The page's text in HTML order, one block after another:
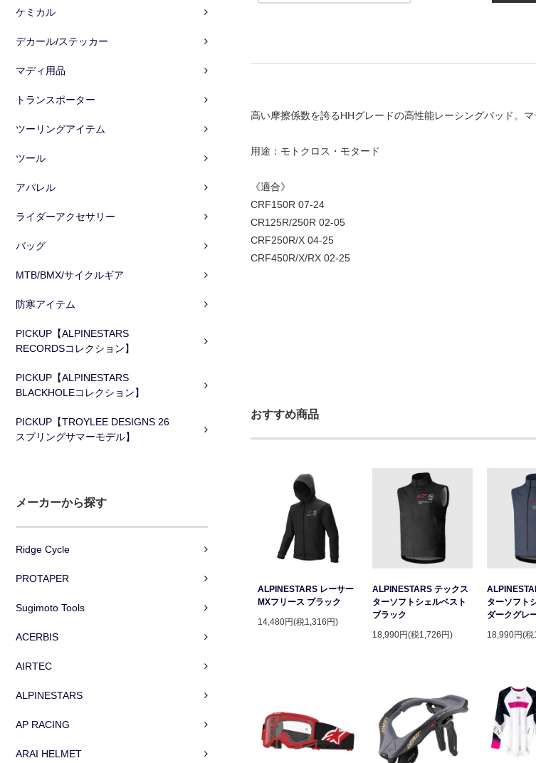
ケミカル
デカール/ステッカー
マディ用品
トランスポーター
ツーリングアイテム
ツール
アパレル
ライダーアクセサリー
バッグ
MTB/BMX/サイクルギア
防寒アイテム
PICKUP【ALPINESTARS
RECORDSコレクション】
PICKUP【ALPINESTARS
BLACKHOLEコレクション】
PICKUP【TROYLEE DESIGNS 26
スプリングサマーモデル】
メーカーから探す
Ridge Cycle
PROTAPER
Sugimoto Tools
ACERBIS
AIRTEC
ALPINESTARS
AP RACING
ARAI HELMET
高い摩擦係数を誇るHHグレードの高性能レーシングパッド。
用途：モトクロス・モタード
《適合》
CRF150R 07-24
CR125R/250R 02-05
CRF250R/X 04-25
CRF450R/X/RX 02-25
おすすめ商品
ALPINESTARS レーサー
MXフリース ブラック
14,480円(税1,316円)
ALPINESTARS テックス
ターソフトシェルベスト
ブラック
18,990円(税1,726円)
ターソフト
ダークグレ
18,990円(